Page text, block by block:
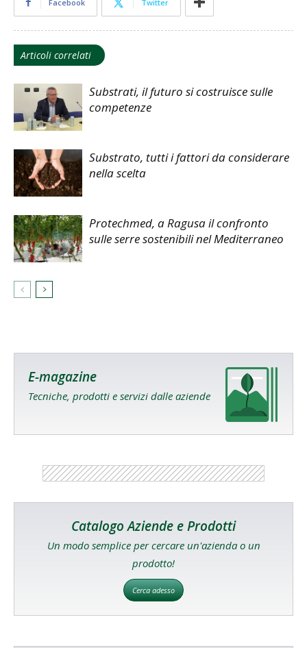
Facebook Twitter
Articoli correlati
Substrati, il futuro si costruisce sulle
competenze
Substrato, tutti i fattori da considerare
nella scelta
Protechmed, a Ragusa il confronto
sulle serre sostenibili nel Mediterraneo
E-magazine
Tecniche, prodotti e servizi dalle aziende
Catalogo Aziende e Prodotti
Un modo semplice per cercare un'azienda o un
prodotto!
Cerca adesso